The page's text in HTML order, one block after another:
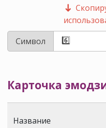
Символ
Карточка
Название